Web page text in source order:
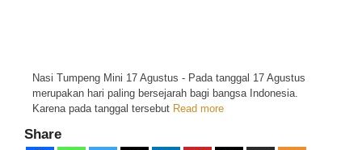
Nasi Tumpeng Mini 17 Agustus - Pada tanggal 17 Agustus
merupakan hari paling bersejarah bagi bangsa Indonesia.
Karena pada tanggal tersebut Read more
Share